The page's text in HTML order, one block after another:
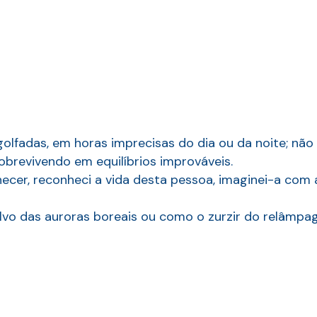
em horas imprecisas do dia ou da noite;
em equilíbrios improváveis.
reconheci a vida desta pessoa, imaginei-a com
das auroras boreais ou como o zurzir do